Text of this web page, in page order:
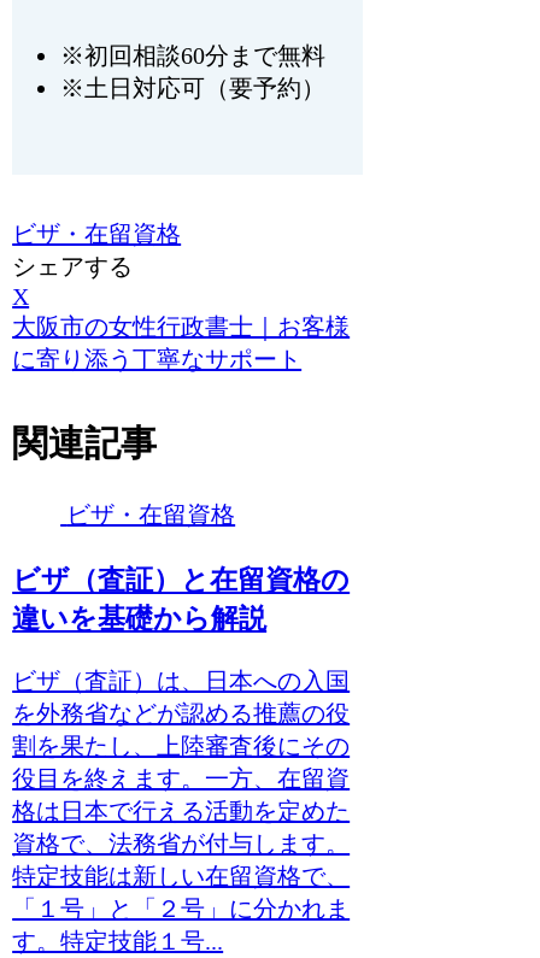
※初回相談60分まで無料
※土日対応可（要予約）
ビザ・在留資格
シェアする
X
大阪市の女性行政書士｜お客様
に寄り添う丁寧なサポート
関連記事
ビザ・在留資格
ビザ（査証）と在留資格の
違いを基礎から解説
ビザ（査証）は、日本への入国
を外務省などが認める推薦の役
割を果たし、上陸審査後にその
役目を終えます。一方、在留資
格は日本で行える活動を定めた
資格で、法務省が付与します。
特定技能は新しい在留資格で、
「１号」と「２号」に分かれま
す。特定技能１号...